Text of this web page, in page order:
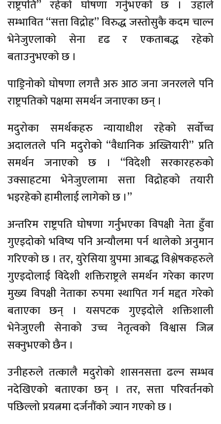
राष्ट्रपति” रहेको घोषणा गर्नुभएको छ । उहाँले
सम्भावित “सत्ता विद्रोह” विरुद्ध जस्तोसुकै कदम चाल्न
भेनेजुएलाको सेना दृढ र एकताबद्ध रहेको
बताउनुभएको छ ।
पाड्रिनोको घोषणा लगत्तै अरु आठ जना जनरलले पनि
राष्ट्रपतिको पक्षमा समर्थन जनाएका छन् ।
मदुरोका समर्थकहरु न्यायाधीश रहेको सर्वोच्च
अदालतले पनि मदुरोको “वैधानिक अख्तियारी” प्रति
समर्थन जनाएको छ । “विदेशी सरकारहरुको
उक्साहटमा भेनेजुएलामा सत्ता विद्रोहको तयारी
भइरहेको हामीलाई लागेको छ ।”
अन्तरिम राष्ट्रपति घोषणा गर्नुभएका विपक्षी नेता हुँवा
गुएइदोको भविष्य पनि अन्यौलमा पर्न थालेको अनुमान
गरिएको छ । तर, युरेसिया ग्रुपमा आबद्ध विश्लेषकहरुले
गुएइदोलाई विदेशी शक्तिराष्ट्रले समर्थन गरेका कारण
मुख्य विपक्षी नेताका रुपमा स्थापित गर्न मद्दत गरेको
बताएका छन् । यसपटक गुएइदोले शक्तिशाली
भेनेजुएली सेनाको उच्च नेतृत्वको विश्वास जित्न
सक्नुभएको छैन ।
उनीहरुले तत्कालै मदुरोको शासनसत्ता ढल्न सम्भव
नदेखिएको बताएका छन् । तर, सत्ता परिवर्तनको
पछिल्लो प्रयत्नमा दर्जनौंको ज्यान गएको छ ।